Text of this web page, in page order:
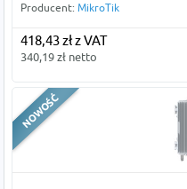
Producent: MikroTik
418,43 zł z VAT
340,19 zł netto